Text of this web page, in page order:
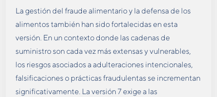
La gestión del fraude alimentario y la defensa de los
alimentos también han sido fortalecidas en esta
versión. En un contexto donde las cadenas de
suministro son cada vez más extensas y vulnerables,
los riesgos asociados a adulteraciones intencionales,
falsificaciones o prácticas fraudulentas se incrementan
significativamente. La versión 7 exige a las